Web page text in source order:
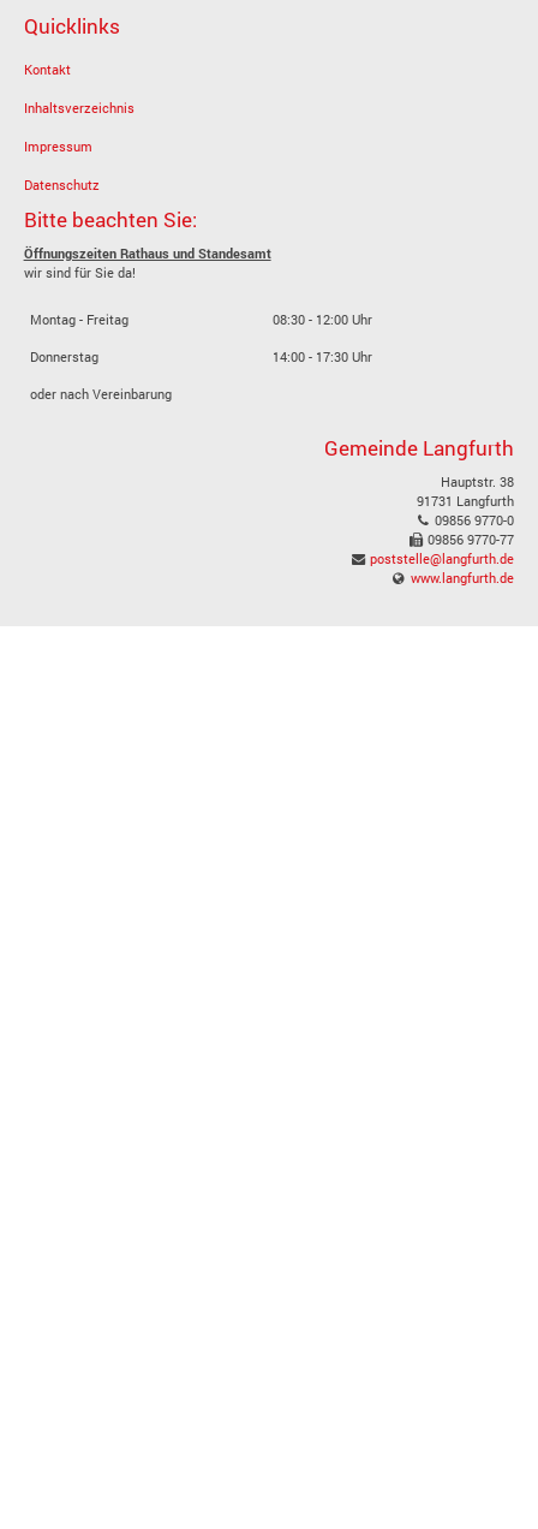
Quicklinks
Kontakt
Inhaltsverzeichnis
Impressum
Datenschutz
Bitte beachten Sie:
Öffnungszeiten Rathaus und Standesamt
wir sind für Sie da!
Montag - Freitag 08:30 - 12:00 Uhr
Donnerstag 14:00 - 17:30 Uhr
oder nach Vereinbarung
Gemeinde Langfurth
Hauptstr. 38
91731 Langfurth
09856 9770-0
09856 9770-77
poststelle@langfurth.de
www.langfurth.de